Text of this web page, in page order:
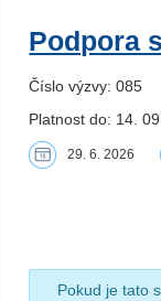
Podpora
Číslo výzvy: 085
Platnost do: 14.
29. 6. 2026
Pokud je tato